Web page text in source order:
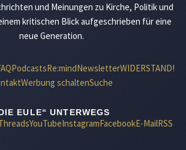
und Meinungen zu Kirche, Politik und
kritischen Blick aufgeschrieben für eine
neue Generation.
PodcastsRe:mindNewsletterWIDERSTAND!
Werbung schaltenSuche
EULE“ UNTERWEGS
YouTubeInstagramFacebookE-MailRSS